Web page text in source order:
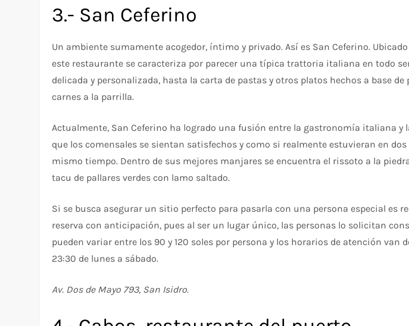
3.- San Ceferino
Un ambiente sumamente acogedor, íntimo y privado. Así es San Ceferino.
este restaurante se caracteriza por parecer una típica trattoria italiana en todo
delicada y personalizada, hasta la carta de pastas y otros platos hechos a base de
carnes a la parrilla.
Actualmente, San Ceferino ha logrado una fusión entre la gastronomía italiana y
que los comensales se sientan satisfechos y como si realmente estuvieran en
mismo tiempo. Dentro de sus mejores manjares se encuentra el rissoto a la
tacu de pallares verdes con lamo saltado.
Si se busca asegurar un sitio perfecto para pasarla con una persona especial es
reserva con anticipación, pues al ser un lugar único, las personas lo solicitan
pueden variar entre los 90 y 120 soles por persona y los horarios de atención van
23:30 de lunes a sábado.
Av. Dos de Mayo 793, San Isidro.